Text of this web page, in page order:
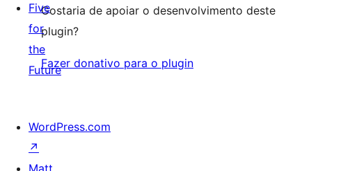
Gostaria de apoiar o desenvolvimento deste
plugin?
Fazer donativo para o plugin
Five
for
the
Future
WordPress.com
↗